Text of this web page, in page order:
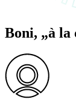
Boni, à la